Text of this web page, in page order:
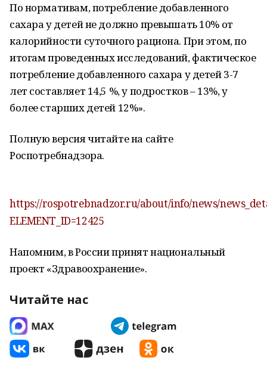
По нормативам, потребление добавленного
сахара у детей не должно превышать 10% от
калорийности суточного рациона. При этом, по
итогам проведенных исследований, фактическое
потребление добавленного сахара у детей 3-7
лет составляет 14,5 %, у подростков – 13%, у
более старших детей 12%».
Полную версия читайте на сайте
Роспотребнадзора.
https://rospotrebnadzor.ru/about/info/news/
ELEMENT_ID=12425
Напомним, в России принят национальный
проект «Здравоохранение».
Читайте нас